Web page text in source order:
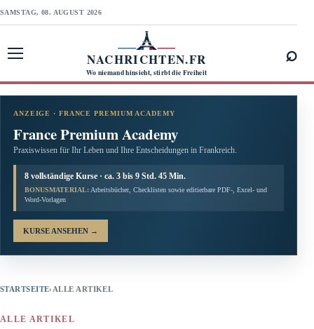
SAMSTAG, 08. AUGUST 2026
NACHRICHTEN.FR
Wo niemand hinsieht, stirbt die Freiheit
⌕
ANZEIGE · FRANCE PREMIUM ACADEMY
France Premium Academy
Praxiswissen für Ihr Leben und Ihre Entscheidungen in Frankreich.
8 vollständige Kurse · ca. 3 bis 9 Std. 45 Min.
BONUSMATERIAL: Arbeitsbücher, Checklisten sowie editierbare PDF-, Excel- und
Word-Vorlagen
KURSE ANSEHEN →
STARTSEITE› ALLE ARTIKEL
ALLE ARTIKEL